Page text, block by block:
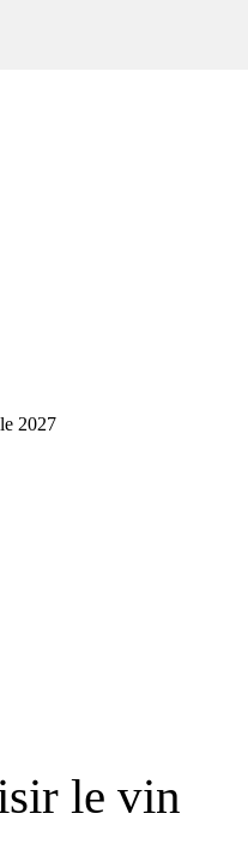
2027
le vin